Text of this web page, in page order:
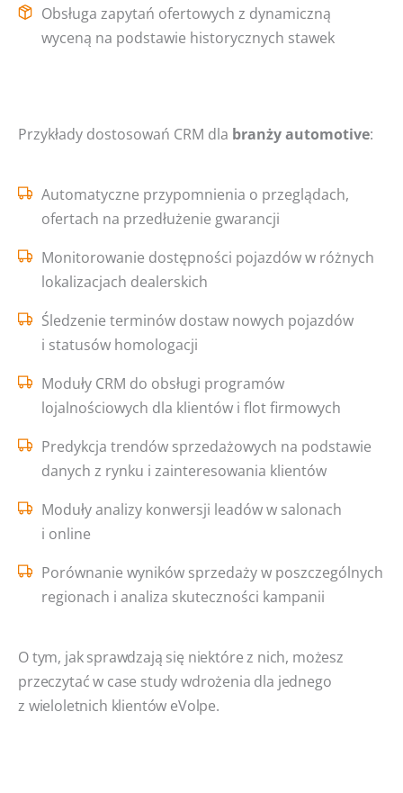
Obsługa zapytań ofertowych z dynamiczną
wyceną na podstawie historycznych stawek
Przykłady dostosowań CRM dla branży automotive:
Automatyczne przypomnienia o przeglądach,
ofertach na przedłużenie gwarancji
Monitorowanie dostępności pojazdów w różnych
lokalizacjach dealerskich
Śledzenie terminów dostaw nowych pojazdów
i statusów homologacji
Moduły CRM do obsługi programów
lojalnościowych dla klientów i flot firmowych
Predykcja trendów sprzedażowych na podstawie
danych z rynku i zainteresowania klientów
Moduły analizy konwersji leadów w salonach
i online
Porównanie wyników sprzedaży w poszczególnych
regionach i analiza skuteczności kampanii
O tym, jak sprawdzają się niektóre z nich, możesz
przeczytać w case study wdrożenia dla jednego
z wieloletnich klientów eVolpe.